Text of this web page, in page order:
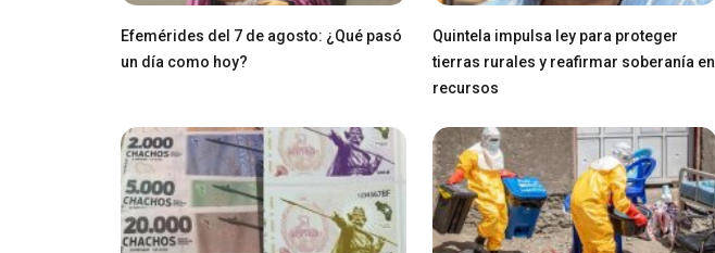
Efemérides del 7 de agosto: ¿Qué pasó
un día como hoy?
Quintela impulsa ley para proteger
tierras rurales y reafirmar soberanía en
recursos